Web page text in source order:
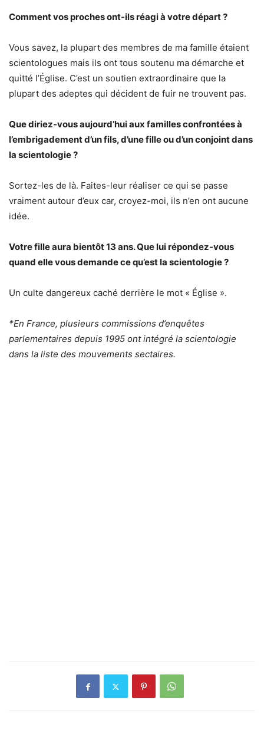
Comment vos proches ont-ils réagi à votre départ ?
Vous savez, la plupart des membres de ma famille étaient
scientologues mais ils ont tous soutenu ma démarche et
quitté l’Église. C’est un soutien extraordinaire que la
plupart des adeptes qui décident de fuir ne trouvent pas.
Que diriez-vous aujourd’hui aux familles confrontées à
l’embrigadement d’un fils, d’une fille ou d’un conjoint dans
la scientologie ?
Sortez-les de là. Faites-leur réaliser ce qui se passe
vraiment autour d’eux car, croyez-moi, ils n’en ont aucune
idée.
Votre fille aura bientôt 13 ans. Que lui répondez-vous
quand elle vous demande ce qu’est la scientologie ?
Un culte dangereux caché derrière le mot « Église ».
*En France, plusieurs commissions d’enquêtes
parlementaires depuis 1995 ont intégré la scientologie
dans la liste des mouvements sectaires.